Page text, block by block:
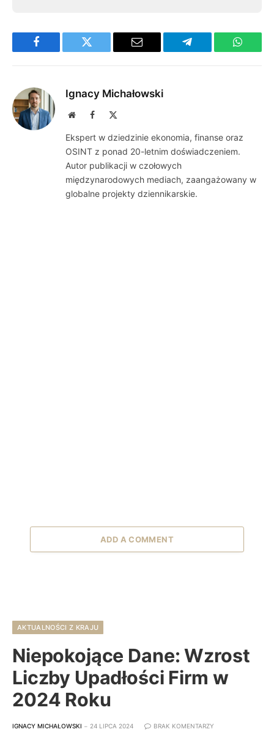
Facebook Twitter Email Telegram
Ignacy Michałowski
WebsiteFacebook
Ekspert w dziedzinie ekonomia, finanse oraz
OSINT z ponad 20-letnim doświadczeniem.
Autor publikacji w czołowych
międzynarodowych mediach, zaangażowany w
globalne projekty dziennikarskie.
ADD A COMMENT
AKTUALNOŚCI Z KRAJU
Niepokojące Dane: Wzrost
Liczby Upadłości Firm w
2024 Roku
IGNACY MICHAŁOWSKI 24 LIPCA 2024 BRAK KOMENTARZY